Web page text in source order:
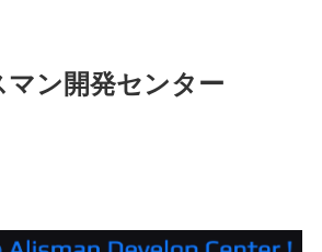
ン開発センター